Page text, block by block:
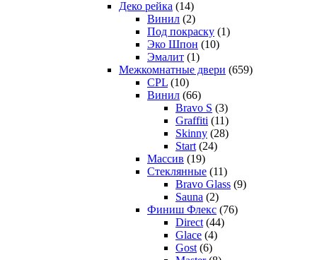
Деко рейка (14)
Винил (2)
Под покраску (1)
Эко Шпон (10)
Эмалит (1)
Межкомнатные двери (659)
CPL (10)
Винил (66)
Bravo S (3)
Graffiti (11)
Skinny (28)
Start (24)
Массив (19)
Стеклянные (11)
Bravo Glass (9)
Sauna (2)
Финиш Флекс (76)
Direct (44)
Glace (4)
Gost (6)